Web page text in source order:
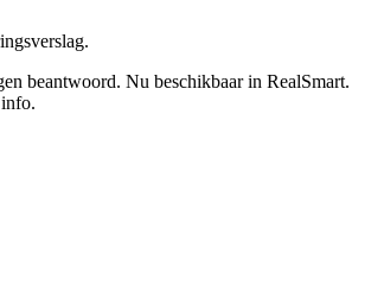
beantwoord. Nu beschikbaar in RealSmart.